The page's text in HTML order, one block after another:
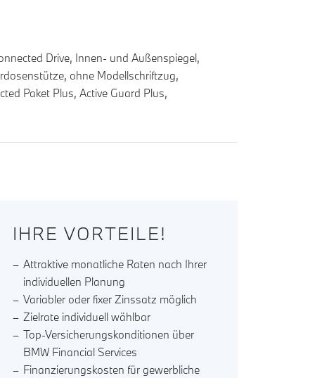
Drive, Innen- und Außenspiegel,
ohne Modellschriftzug,
Paket Plus, Active Guard Plus,
IHRE VORTEILE!
Attraktive monatliche Raten nach Ihrer
individuellen Planung
Variabler oder fixer Zinssatz möglich
Zielrate individuell wählbar
Top-Versicherungskonditionen über
BMW Financial Services
Finanzierungskosten für gewerbliche